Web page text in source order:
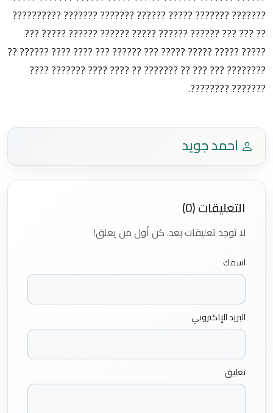
??????? ??????? ????? ?????? ??????? ??????? ??????????
?? ??? ??? ?????? ?????? ????? ?????? ?????? ????? ???
????? ????? ????? ????? ??? ?????? ??? ???? ???? ?????? ??
???????? ??? ??? ?? ??????? ?? ???? ???? ??????? ????
??????? ????????.
احمد جويد
التعليقات (0)
لا توجد تعليقات بعد. كن أول من يعلق!
اسمك
البريد الإلكتروني
تعليق